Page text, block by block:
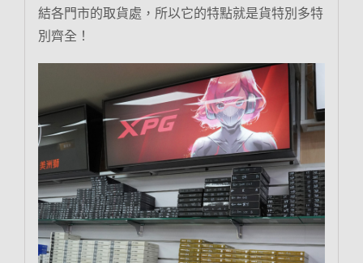
結各門市的取貨處，所以它的特點就是貨特別多特
別齊全！